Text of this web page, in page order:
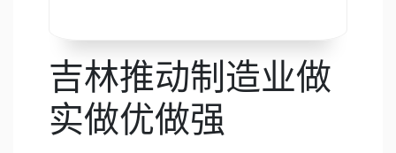
吉林推动制造业做
实做优做强